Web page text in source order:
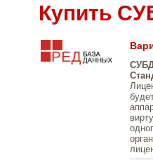
Купить